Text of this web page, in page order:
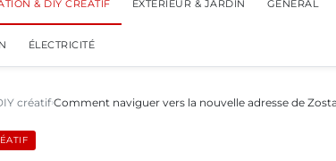
& DIY CRÉATIF EXTÉRIEUR & JARDIN GENERAL
ÉLECTRICITÉ
créatif Comment naviguer vers la nouvelle adresse de